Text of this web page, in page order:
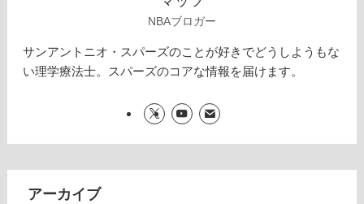
NBAブロガー
サンアントニオ・スパーズのことが好きでどうしようもな
い理学療法士。スパーズのコアな情報を届けます。
アーカイブ